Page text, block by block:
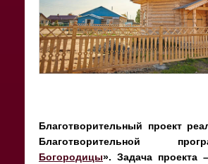
Благотворительный проект
Благотворительной
Богородицы». Задача проекта